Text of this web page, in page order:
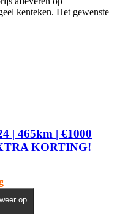
kenteken. Het gewenste
| 465km | €1000
KORTING!
op